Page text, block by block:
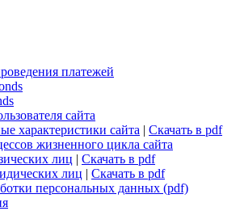
платежей
сайта
характеристики сайта | Скачать в pdf
жизненного цикла сайта
лиц | Скачать в pdf
лиц | Скачать в pdf
персональных данных (pdf)